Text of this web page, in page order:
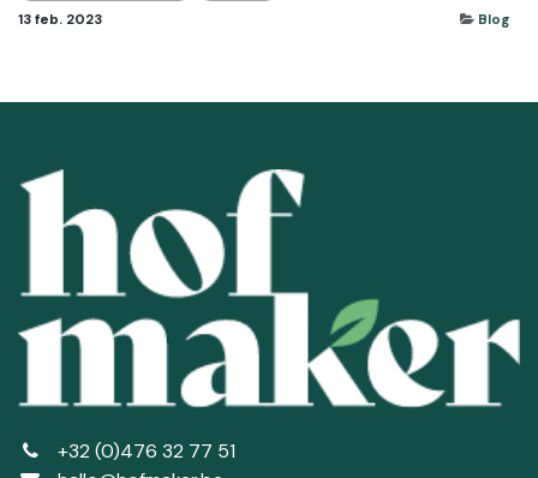
13 feb. 2023 Blog
+32 (0)476 32 77 51